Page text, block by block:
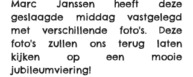
Marc Janssen heeft deze
geslaagde middag vastgelegd
met verschillende foto's. Deze
foto's zullen ons terug laten
kijken op een mooie
jubileumviering!